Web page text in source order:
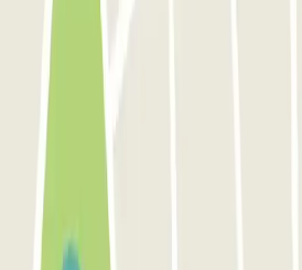
Newsletter e rimani